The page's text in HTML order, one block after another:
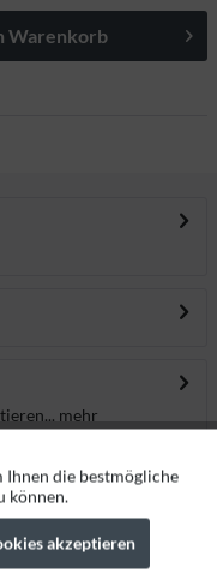
Warenkorb
mehr
Aktiv
Aktiv
Ihnen die bestmögliche
können.
akzeptieren